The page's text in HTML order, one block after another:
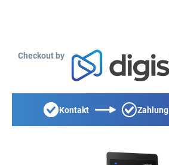
Checkout by
Kontakt Zahlung